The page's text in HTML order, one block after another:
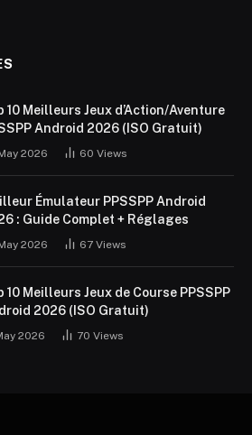
10 Meilleurs Jeux d’Action/Aventure
Android 2026 (ISO Gratuit)
2026 60 Views
Émulateur PPSSPP Android
: Guide Complet + Réglages
2026 67 Views
10 Meilleurs Jeux de Course PPSSPP
2026 (ISO Gratuit)
2026 70 Views